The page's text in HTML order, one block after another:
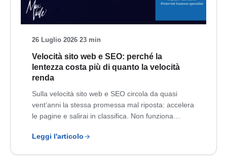
26 Luglio 2026·23 min
Velocità sito web e SEO: perché la
lentezza costa più di quanto la velocità
renda
Sulla velocità sito web e SEO circola da quasi
vent’anni la stessa promessa mal riposta: accelera
le pagine e salirai in classifica. Non funziona…
Leggi l'articolo